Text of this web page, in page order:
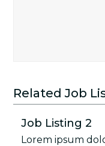
Related Job
Job Listing 2
Lorem ipsum